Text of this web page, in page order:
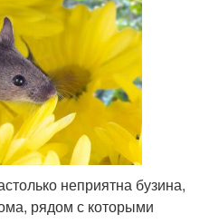
неприятна бузина,
рядом с которыми